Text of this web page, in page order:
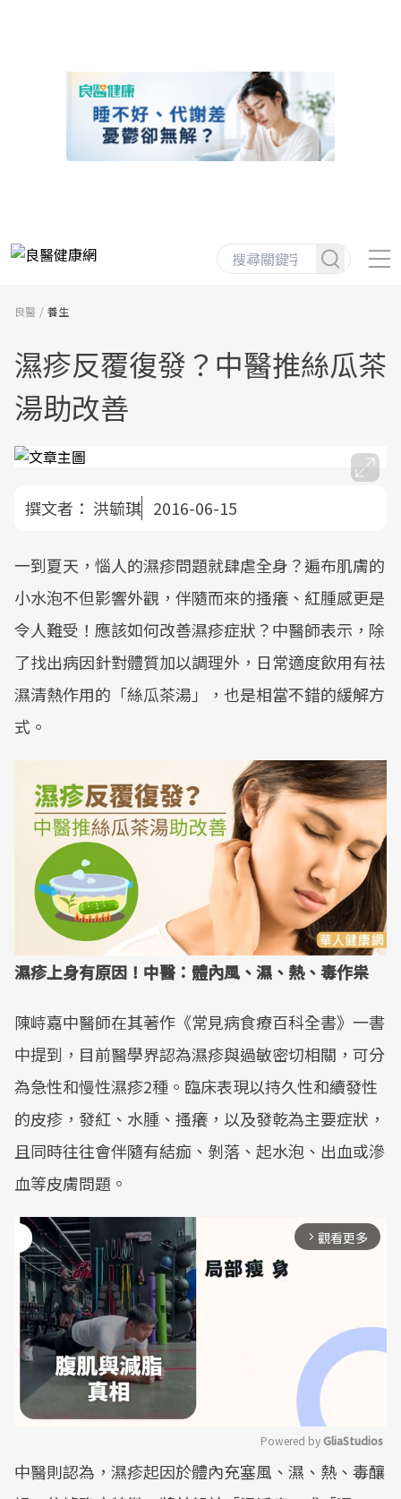
良醫 養生
濕疹反覆復發？中醫推絲瓜茶
湯助改善
撰文者： 洪毓琪 2016-06-15
一到夏天，惱人的濕疹問題就肆虐全身？遍布肌膚的
小水泡不但影響外觀，伴隨而來的搔癢、紅腫感更是
令人難受！應該如何改善濕疹症狀？中醫師表示，除
了找出病因針對體質加以調理外，日常適度飲用有祛
濕清熱作用的「絲瓜茶湯」，也是相當不錯的緩解方
式。
濕疹上身有原因！中醫：體內風、濕、熱、毒作祟
陳峙嘉中醫師在其著作《常見病食療百科全書》一書
中提到，目前醫學界認為濕疹與過敏密切相關，可分
為急性和慢性濕疹2種。臨床表現以持久性和續發性
的皮疹，發紅、水腫、搔癢，以及發乾為主要症狀，
且同時往往會伴隨有結痂、剝落、起水泡、出血或滲
血等皮膚問題。
arrow_forward_ios 觀看更多
Mute
Powered by GliaStudios
中醫則認為，濕疹起因於體內充塞風、濕、熱、毒釀